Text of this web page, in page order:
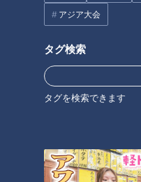
アジア大会
タグ検索
タグを検索できます
コラム
オススメ関連コンテンツ